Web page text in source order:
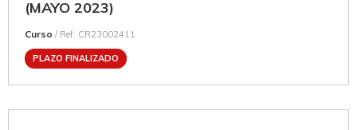
(MAYO 2023)
Curso / Ref: CR23002411
PLAZO FINALIZADO